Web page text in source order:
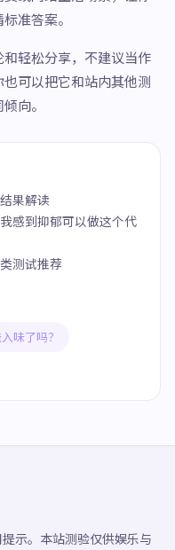
准答案。
轻松分享，不建议当作
可以把它和站内其他测
向。
果解读
感到抑郁可以做这个代
测试推荐
味了吗？
示。本站测验仅供娱乐与